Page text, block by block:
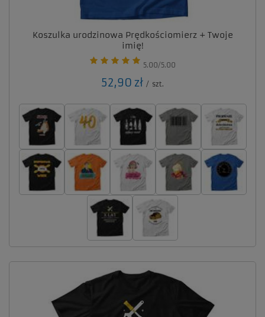
Koszulka urodzinowa Prędkościomierz + Twoje
imię!
5.00/5.00
52,90 zł / szt.